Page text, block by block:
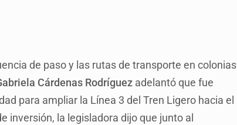
en Balcones de Oblatos
de vivienda en Mirador de San Isidro
de paso y las rutas de transporte en colonias
Cárdenas Rodríguez adelantó que fue
para ampliar la Línea 3 del Tren Ligero hacia el
inversión, la legisladora dijo que junto al